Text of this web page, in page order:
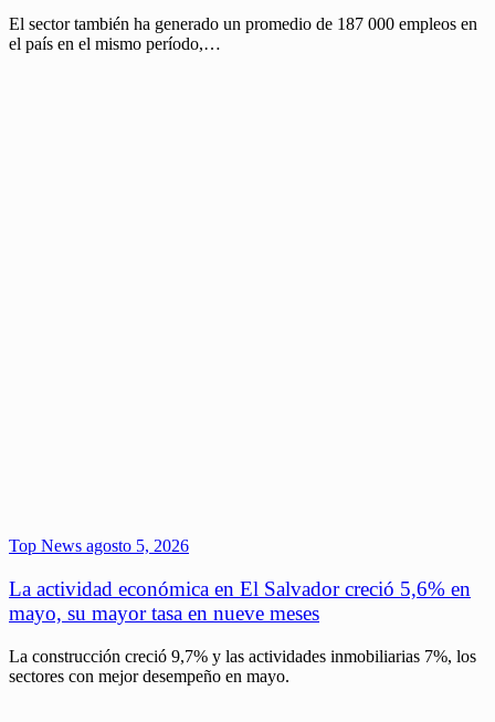
El sector también ha generado un promedio de 187 000 empleos en
el país en el mismo período,…
Top News agosto 5, 2026
La actividad económica en El Salvador creció 5,6% en
mayo, su mayor tasa en nueve meses
La construcción creció 9,7% y las actividades inmobiliarias 7%, los
sectores con mejor desempeño en mayo.